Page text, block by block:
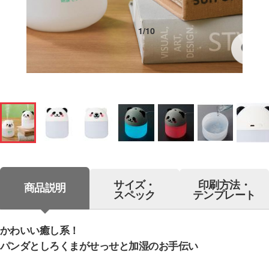
1/10
商品説明 サイズ・
スペック
印刷方法・
テンプレート
かわいい癒し系！
パンダとしろくまがせっせと加湿のお手伝い